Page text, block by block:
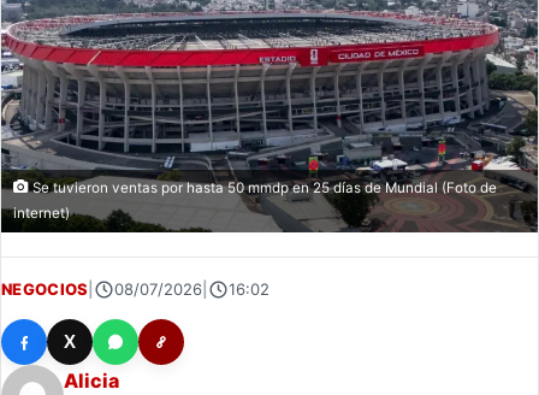
Se tuvieron ventas por hasta 50 mmdp en 25 días de Mundial (Foto de
internet)
NEGOCIOS 08/07/2026 16:02
X
Alicia